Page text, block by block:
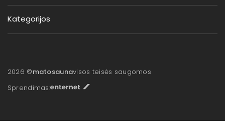
Kategorijos
2026 ©matosaunavisos teisės saugomos
Sprendimas: